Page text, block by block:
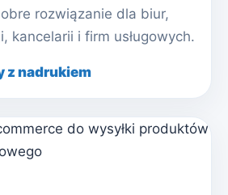
rozwiązanie dla biur,
kancelarii i firm usługowych.
z nadrukiem